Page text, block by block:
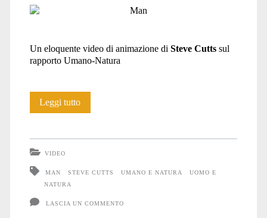
Un eloquente video di animazione di Steve Cuttssul
rapporto Umano-Natura
Leggi tuttoMan
VIDEO
MAN STEVE CUTTS UMANO E NATURA
UOMO E
NATURA
LASCIA UN COMMENTO